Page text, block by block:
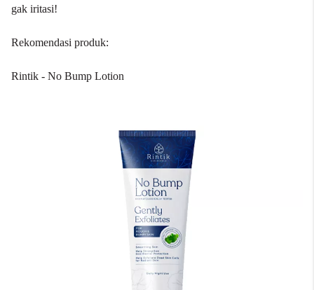
gak iritasi!
Rekomendasi produk:
Rintik - No Bump Lotion